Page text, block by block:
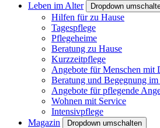
Leben im Alter
Dropdown
Hilfen für zu Hause
Tagespflege
Pflegeheime
Beratung zu Hause
Kurzzeitpflege
Angebote für Menschen mit
Beratung und Begegnung
Angebote für pflegende
Wohnen mit Service
Intensivpflege
Magazin
Dropdown umschalten